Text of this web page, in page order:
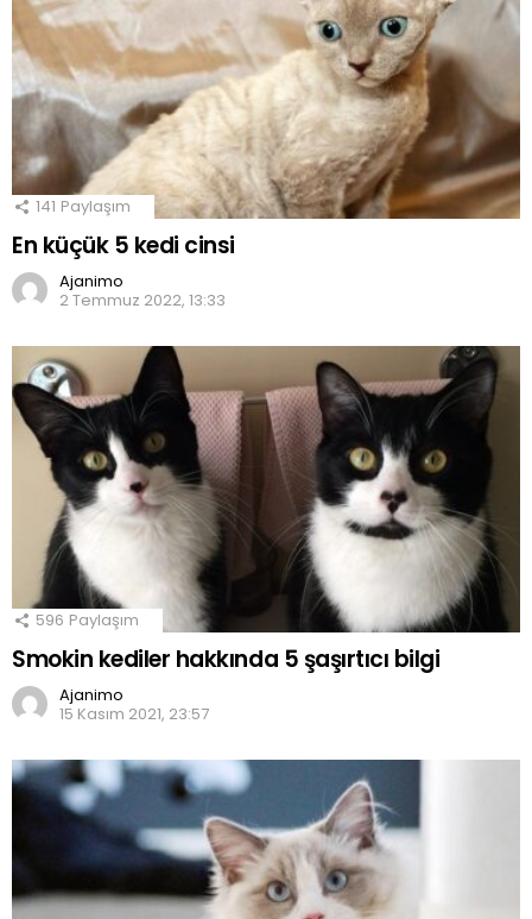
141 Paylaşım
En küçük 5 kedi cinsi
Ajanimo
2 Temmuz 2022, 13:33
596 Paylaşım
Smokin kediler hakkında 5 şaşırtıcı bilgi
Ajanimo
15 Kasım 2021, 23:57